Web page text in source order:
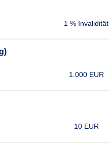
1 % Invalidität
1.000 EUR
10 EUR